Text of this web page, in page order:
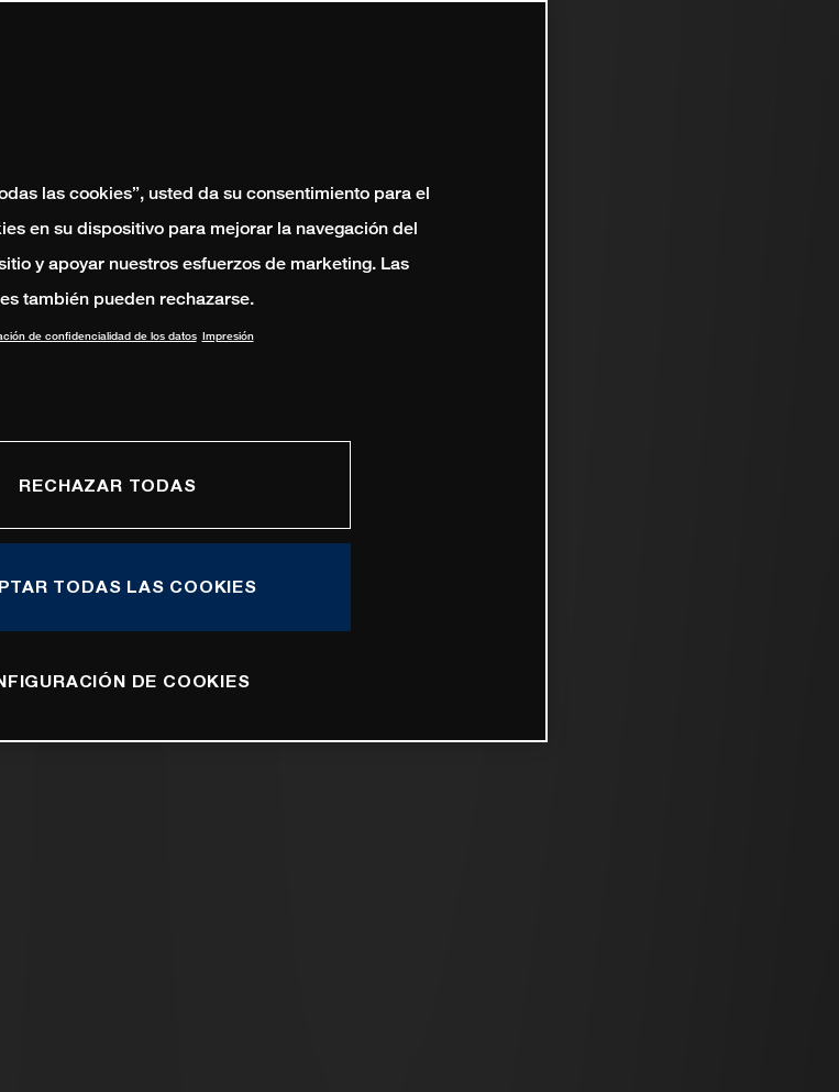
las cookies”, usted da su consentimiento para el
en su dispositivo para mejorar la navegación del
y apoyar nuestros esfuerzos de marketing. Las
también pueden rechazarse.
de confidencialidad de los datos Impresión
RECHAZAR TODAS
TODAS LAS COOKIES
DE COOKIES